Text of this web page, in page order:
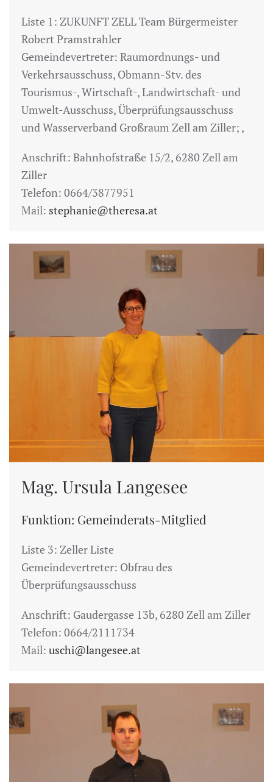
Liste 1: ZUKUNFT ZELL Team Bürgermeister
Robert Pramstrahler
Gemeindevertreter: Raumordnungs- und
Verkehrsausschuss, Obmann-Stv. des
Tourismus-, Wirtschaft-, Landwirtschaft- und
Umwelt-Ausschuss, Überprüfungsausschuss
und Wasserverband Großraum Zell am Ziller; ,
Anschrift: Bahnhofstraße 15/2, 6280 Zell am
Ziller
Telefon: 0664/3877951
Mail: stephanie@theresa.at
Mag. Ursula Langesee
Funktion: Gemeinderats-Mitglied
Liste 3: Zeller Liste
Gemeindevertreter: Obfrau des
Überprüfungsausschuss
Anschrift: Gaudergasse 13b, 6280 Zell am Ziller
Telefon: 0664/2111734
Mail: uschi@langesee.at